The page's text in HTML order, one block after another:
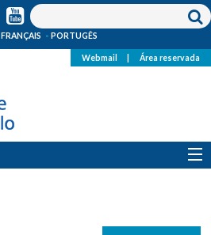
FRANÇAIS PORTUGÊS
Webmail Área reservada